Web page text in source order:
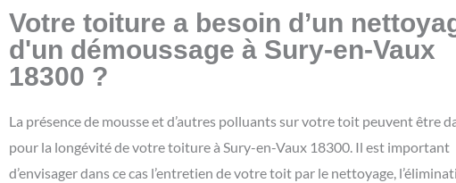
Votre toiture a besoin d’un
d'un démoussage à Sury-en-Vaux
18300 ?
La présence de mousse et d’autres polluants sur votre toit peuvent être
pour la longévité de votre toiture à Sury-en-Vaux 18300. Il est important
d’envisager dans ce cas l’entretien de votre toit par le nettoyage,